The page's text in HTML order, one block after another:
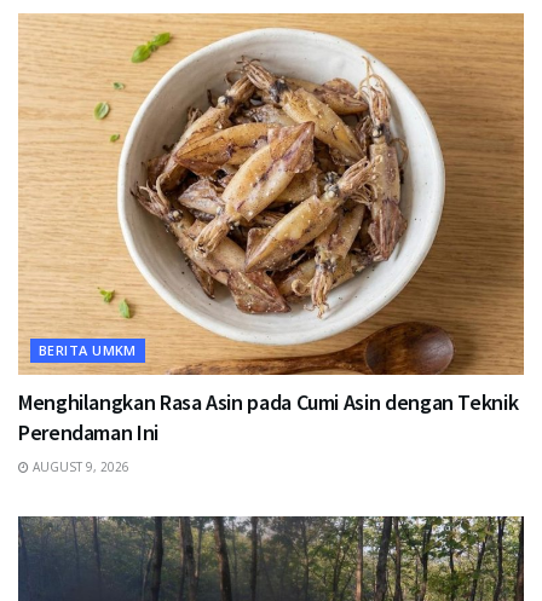
BERITA UMKM
Menghilangkan Rasa Asin pada Cumi Asin dengan Teknik
Perendaman Ini
AUGUST 9, 2026